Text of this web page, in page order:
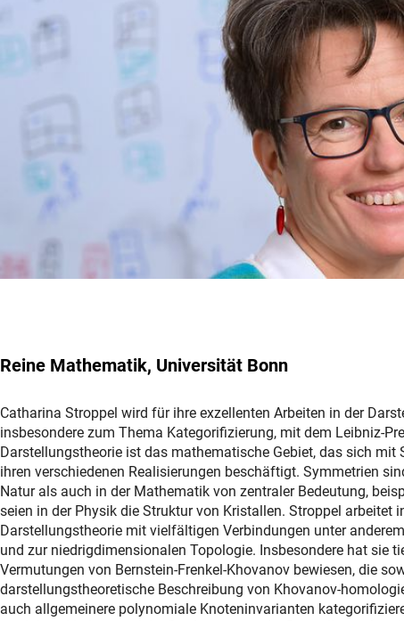
Reine Mathematik, Universität Bonn
Catharina Stroppel wird für ihre exzellenten Arbeiten in der
insbesondere zum Thema Kategorifizierung, mit dem Leibniz-
Darstellungstheorie ist das mathematische Gebiet, das sich mit
ihren verschiedenen Realisierungen beschäftigt. Symmetrien
Natur als auch in der Mathematik von zentraler Bedeutung,
seien in der Physik die Struktur von Kristallen. Stroppel arbeitet
Darstellungstheorie mit vielfältigen Verbindungen unter
und zur niedrigdimensionalen Topologie. Insbesondere hat sie
Vermutungen von Bernstein-Frenkel-Khovanov bewiesen, die
darstellungstheoretische Beschreibung von Khovanov-
auch allgemeinere polynomiale Knoteninvarianten